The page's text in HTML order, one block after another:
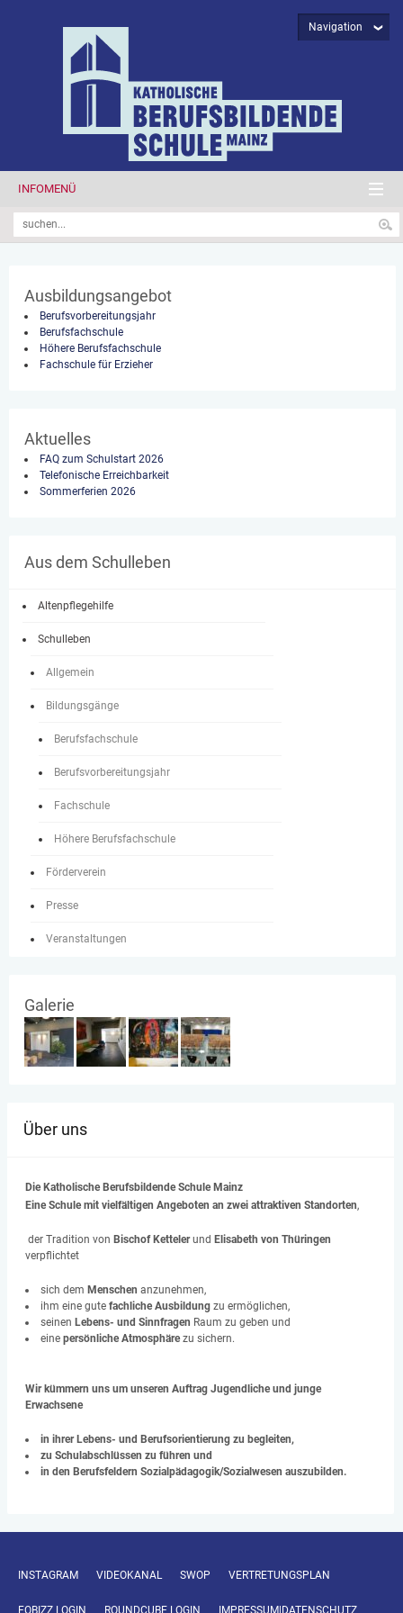
Navigation
INFOMENÜ
Ausbildungsangebot
Berufsvorbereitungsjahr
Berufsfachschule
Höhere Berufsfachschule
Fachschule für Erzieher
Aktuelles
FAQ zum Schulstart 2026
Telefonische Erreichbarkeit
Sommerferien 2026
Aus dem Schulleben
Altenpflegehilfe
Schulleben
Allgemein
Bildungsgänge
Berufsfachschule
Berufsvorbereitungsjahr
Fachschule
Höhere Berufsfachschule
Förderverein
Presse
Veranstaltungen
Galerie
Über uns
Die Katholische Berufsbildende Schule Mainz
Eine Schule mit vielfältigen Angeboten an zwei attraktiven Standorten,
der Tradition von Bischof Kettelerund Elisabeth von Thüringen
verpflichtet
sich dem Menschen anzunehmen,
ihm eine gute fachliche Ausbildungzu ermöglichen,
seinen Lebens- und Sinnfragen Raum zu geben und
eine persönliche Atmosphärezu sichern.
Wir kümmern uns um unseren Auftrag Jugendliche und junge
Erwachsene
in ihrer Lebens- und Berufsorientierung zu begleiten,
zu Schulabschlüssen zu führen und
in den Berufsfeldern Sozialpädagogik/Sozialwesen auszubilden.
INSTAGRAM VIDEOKANAL SWOP VERTRETUNGSPLAN
FOBIZZ LOGIN ROUNDCUBE LOGIN IMPRESSUM|DATENSCHUTZ